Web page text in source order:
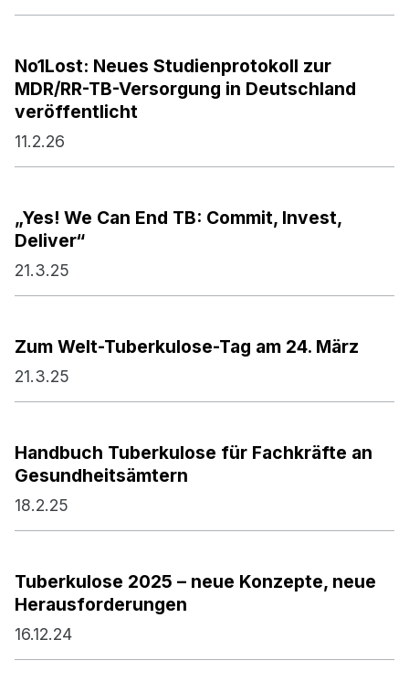
No1Lost: Neues Studienprotokoll zur
MDR/RR-TB-Versorgung in Deutschland
veröffentlicht
11.2.26
„Yes! We Can End TB: Commit, Invest,
Deliver“
21.3.25
Zum Welt-Tuberkulose-Tag am 24. März
21.3.25
Handbuch Tuberkulose für Fachkräfte an
Gesundheitsämtern
18.2.25
Tuberkulose 2025 – neue Konzepte, neue
Herausforderungen
16.12.24